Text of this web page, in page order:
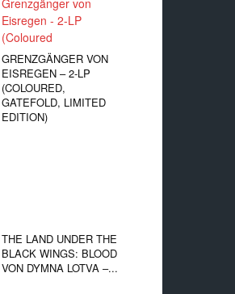
GRENZGÄNGER VON
EISREGEN – 2-LP
(COLOURED,
GATEFOLD, LIMITED
EDITION)
THE LAND UNDER THE
BLACK WINGS: BLOOD
VON DYMNA LOTVA –...